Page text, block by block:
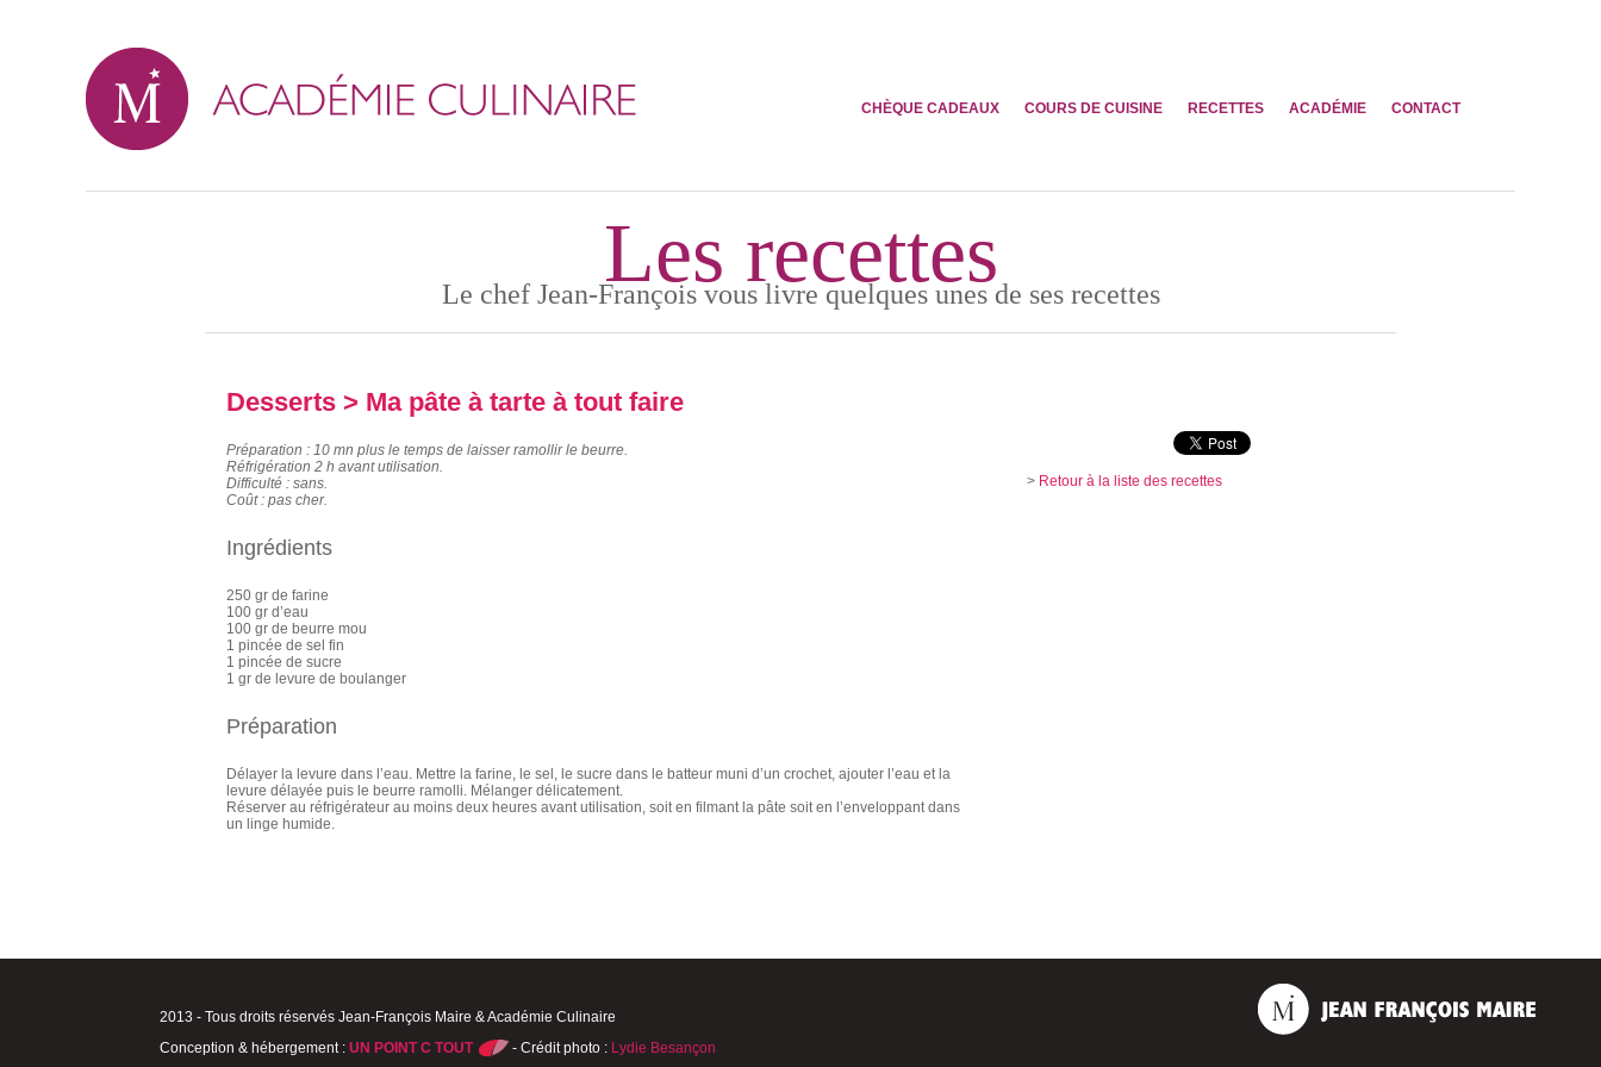
CHÈQUE CADEAUX COURS DE CUISINE RECETTES ACADÉMIE CONTACT
Les recettes
Le chef Jean-François vous livre quelques unes de ses recettes
Desserts> Ma pâte à tarte à tout faire
Préparation : 10 mn plus le temps de laisser ramollir le beurre.
Réfrigération 2 h avant utilisation.
Difficulté : sans.
Coût : pas cher.
Ingrédients
250 gr de farine
100 gr d’eau
100 gr de beurre mou
1 pincée de sel fin
1 pincée de sucre
1 gr de levure de boulanger
Préparation
Délayer la levure dans l’eau. Mettre la farine, le sel, le sucre dans le batteur muni d’un crochet, ajouter l’eau et la
levure délayée puis le beurre ramolli. Mélanger délicatement.
Réserver au réfrigérateur au moins deux heures avant utilisation, soit en filmant la pâte soit en l’enveloppant dans
un linge humide.
> Retour à la liste des recettes
2013 - Tous droits réservés Jean-François Maire & Académie Culinaire
Conception & hébergement :UN POINT C TOUT - Crédit photo : Lydie Besançon